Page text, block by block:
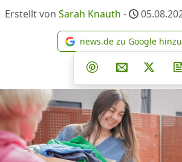
Erstellt von Sarah Knauth -
news.de
news.de zu Google
Teilen aufTeilen auf
Teilen aufPer E-Mail
Post